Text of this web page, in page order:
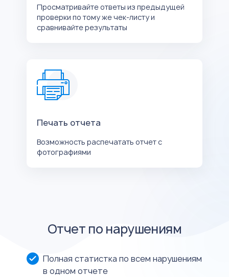
Просматривайте ответы из предыдущей
проверки по тому же чек-листу и
сравнивайте результаты
Печать отчета
Возможность распечатать отчет с
фотографиями
Отчет по нарушениям
Полная статистка по всем нарушениям
в одном отчете